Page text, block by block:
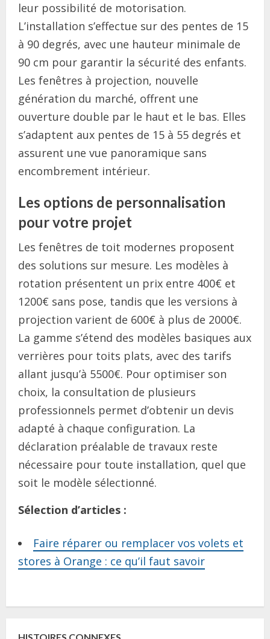
leur possibilité de motorisation.
L’installation s’effectue sur des pentes de 15
à 90 degrés, avec une hauteur minimale de
90 cm pour garantir la sécurité des enfants.
Les fenêtres à projection, nouvelle
génération du marché, offrent une
ouverture double par le haut et le bas. Elles
s’adaptent aux pentes de 15 à 55 degrés et
assurent une vue panoramique sans
encombrement intérieur.
Les options de personnalisation
pour votre projet
Les fenêtres de toit modernes proposent
des solutions sur mesure. Les modèles à
rotation présentent un prix entre 400€ et
1200€ sans pose, tandis que les versions à
projection varient de 600€ à plus de 2000€.
La gamme s’étend des modèles basiques aux
verrières pour toits plats, avec des tarifs
allant jusqu’à 5500€. Pour optimiser son
choix, la consultation de plusieurs
professionnels permet d’obtenir un devis
adapté à chaque configuration. La
déclaration préalable de travaux reste
nécessaire pour toute installation, quel que
soit le modèle sélectionné.
Sélection d’articles :
Faire réparer ou remplacer vos volets et
stores à Orange : ce qu’il faut savoir
C